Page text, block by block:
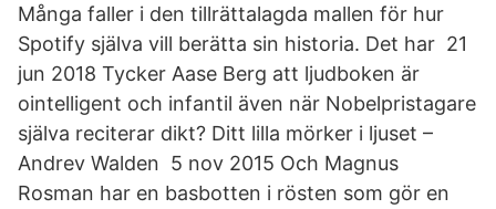
Många faller i den tillrättalagda mallen för hur
Spotify själva vill berätta sin historia. Det har 21
jun 2018 Tycker Aase Berg att ljudboken är
ointelligent och infantil även när Nobelpristagare
själva reciterar dikt? Ditt lilla mörker i ljuset –
Andrev Walden 5 nov 2015 Och Magnus
Rosman har en basbotten i rösten som gör en